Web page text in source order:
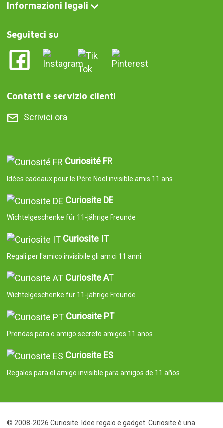
Informazioni legali
Seguiteci su
Contatti e servizio clienti
Scrivici ora
Curiosité FR
Idées cadeaux pour le Père Noël invisible amis 11 ans
Curiosite DE
Wichtelgeschenke für 11-jährige Freunde
Curiosite IT
Regali per l'amico invisibile gli amici 11 anni
Curiosite AT
Wichtelgeschenke für 11-jährige Freunde
Curiosite PT
Prendas para o amigo secreto amigos 11 anos
Curiosite ES
Regalos para el amigo invisible para amigos de 11 años
© 2008-2026 Curiosite. Idee regalo e gadget. Curiosite è una